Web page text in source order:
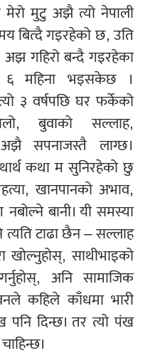
मुटु अझै त्यो नेपाली
बित्दै गइरहेको छ, उति
गहिरो बन्दै गइरहेका
महिना भइसकेछ ।
३ वर्षपछि घर फर्केको
बुवाको सल्लाह,
सपनाजस्तै लाग्छ।
कथा म सुनिरहेको छु
खानपानको अभाव,
बानी। यी समस्या
त्यति टाढा छैन – सल्लाह
साथीभाइको
अनि सामाजिक
कहिले काँधमा भारी
दिन्छ। तर त्यो पंख